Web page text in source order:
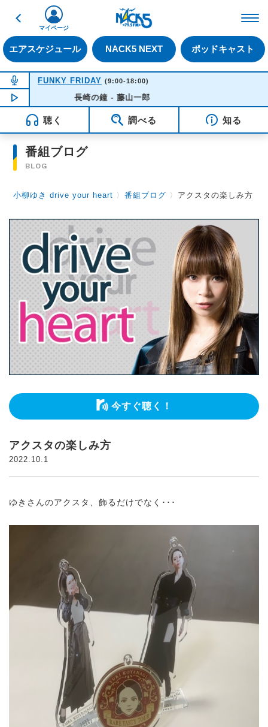
戻る
エアスケジュール NACK5 NEXT ポッドキャスト
マイページ
NOW ON AIR
FUNKY FRIDAY (9:00-18:00)
NOW PLAYING14:21
長崎の鐘 - 藤山一郎
聴く 調べる 知る
番組ブログ
BLOG
小柳ゆき drive your heart 〉番組ブログ 〉 アクスタの楽しみ方
今すぐ聴く！
アクスタの楽しみ方
2022.10.1
ゆきさんのアクスタ、飾るだけでなく･･･